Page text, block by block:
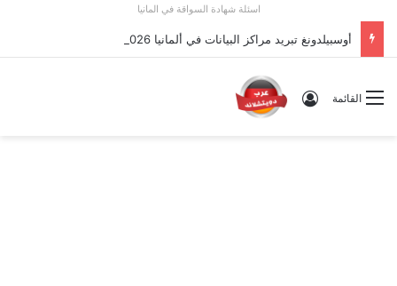
اسئلة شهادة السواقة في المانيا
أوسبيلدونغ تبريد مراكز البيانات في ألمانيا 2026: الأجور والشروط
القائمة تسجيل الدخول